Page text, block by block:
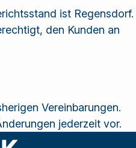
ist Regensdorf.
den Kunden an
Vereinbarungen.
jederzeit vor.